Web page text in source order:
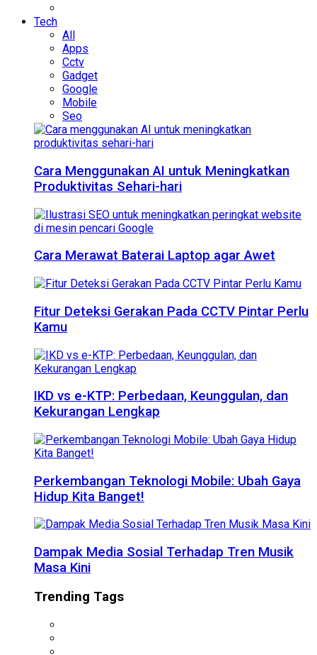
Tech
All
Apps
Cctv
Gadget
Google
Mobile
Seo
Cara Menggunakan AI untuk Meningkatkan
Produktivitas Sehari-hari
Cara Merawat Baterai Laptop agar Awet
Fitur Deteksi Gerakan Pada CCTV Pintar Perlu
Kamu
IKD vs e-KTP: Perbedaan, Keunggulan, dan
Kekurangan Lengkap
Perkembangan Teknologi Mobile: Ubah Gaya
Hidup Kita Banget!
Dampak Media Sosial Terhadap Tren Musik
Masa Kini
Trending Tags